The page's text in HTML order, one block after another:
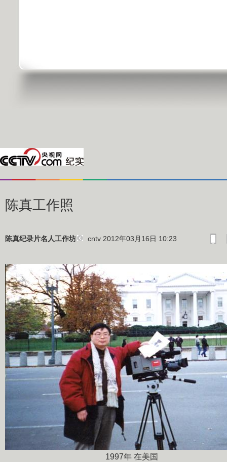
陈真工作照
陈真纪录片名人工作坊 cntv 2012年03月16日 10:23
1997年 在美国